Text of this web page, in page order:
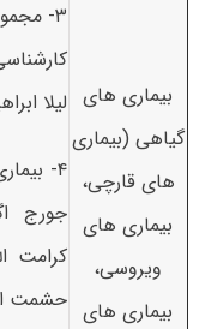
بیماری های
گیاهی (بیماری
های قارچی،
بیماری های
ویروسی،
بیماری های
۳-
لیلا
جورج
کرامت
حشمت